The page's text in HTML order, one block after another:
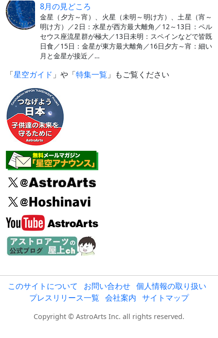
8月の見どころ
金星（夕方～宵）、火星（未明～明け方）、土星（宵～
明け方）／2日：水星が西方最大離角／12～13日：ペル
セウス座流星群が極大／13日未明：スペインなどで皆既
日食／15日：金星が東方最大離角／16日夕方～宵：細い
月と金星が接近／…
「星空ガイド 」や「特集一覧 」もご覧ください
このサイトについて お問い合わせ 個人情報の取り扱い
プレスリリース一覧 会社案内 サイトマップ
Copyright © AstroArts Inc. all rights reserved.